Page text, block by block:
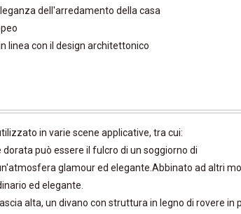
dell'arredamento della casa
linea con il design architettonico
in varie scene applicative, tra cui:
può essere il fulcro di un soggiorno di
glamour ed elegante.Abbinato ad altri
ed elegante.
alta, un divano con struttura in legno di rovere in